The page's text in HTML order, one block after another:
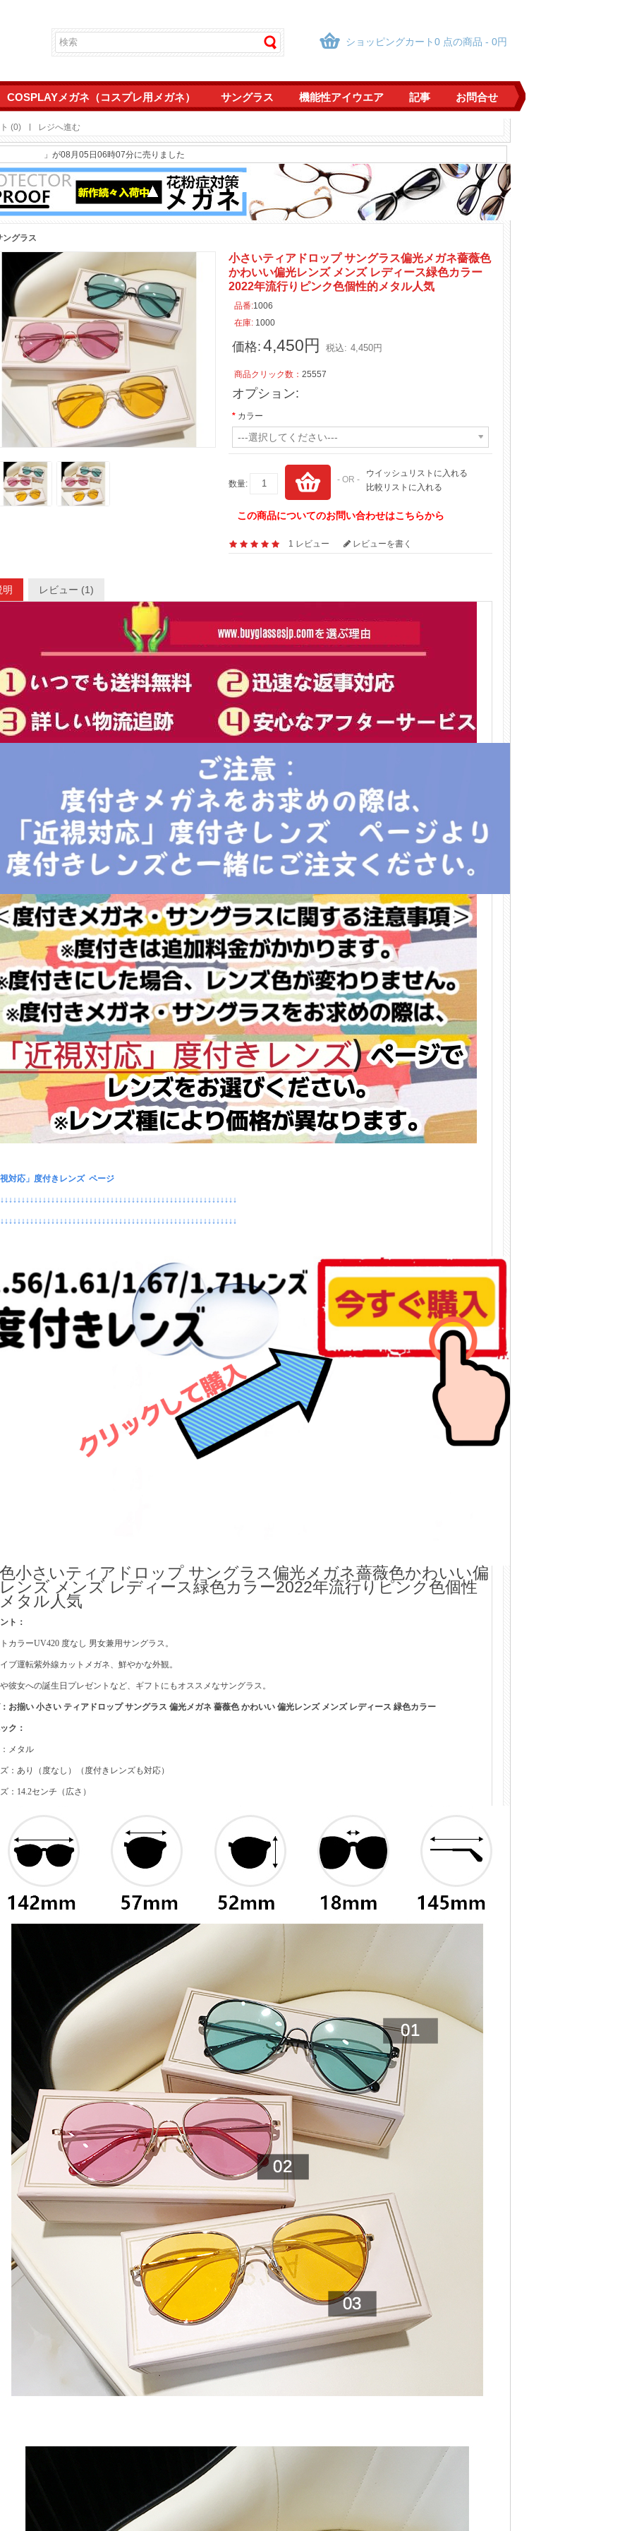
ショッピングカート0 点の商品 - 0円
COSPLAYメガネ（コスプレ用メガネ） サングラス 機能性アイウエア 記事 お問合せ
(0)
レジへ進む
ちラウンド型メガネ南雲竜之介フレームcosplayめがね人気黒色女性眼鏡 キャラクター仮装cos用
」が07月27日19時10分に売りました
ちラウンド型メガネ南雲竜之介フレームcosplayめがね人気黒色女性眼鏡 キャラクター仮装cos用
」が07月27日19時04分に売りました
女性UVカットメガネおしゃれ2025年トレンド紫外線カットサングラス高級度付き度なしレンズ軽量メガネ
」が03月03日21時55分に売りました
付きレンズおしゃれラウンド型流行り2026年トレンド紫外線UVカット眼鏡パープル色ファッション
」が03月03日14時44分に売りました
国人気オルチャンおしゃれメガネ伊達メガネ度なし度付きレンズ女子クラシック風エレガント軽量めがね男性メタル金属メガネ金銀黒
国人気オルチャンおしゃれメガネ伊達メガネ度なし度付きレンズ女子クラシック風エレガント軽量めがね男性メタル金属メガネ金銀黒
」が02月15日21時33分に売りました
メガネハーフリム度付きブルーライトカットレンズ男レディース度なしナイロール灰色黒ぶちメガネ
」が01月10日19時12分に売りました
メガネハーフリム度付きブルーライトカットレンズ男レディース度なしナイロール灰色黒ぶちメガネ
」が01月10日19時10分に売りました
ングラス
小さいティアドロップ サングラス偏光メガネ薔薇色
かわいい偏光レンズ メンズ レディース緑色カラー
2022年流行りピンク色個性的メタル人気
品番:1006
在庫: 1000
価格: 4,450円 税込: 4,450円
商品クリック数：25557
オプション:
カラー
---選択してください---
数量: - OR -
ウイッシュリストに入れる
比較リストに入れる
この商品についてのお問い合わせはこちらから
1 レビュー レビューを書く
明 レビュー (1)
対応」度付きレンズ ページ
小さいティアドロップ サングラス偏光メガネ薔薇色かわいい偏
ンズ メンズ レディース緑色カラー2022年流行りピンク色個性
タル人気
ト：
カラーUV420 度なし 男女兼用サングラス。
ブ運転紫外線カットメガネ、鮮やかな外観。
彼女への誕生日プレゼントなど、ギフトにもオススメなサングラス。
お揃い 小さい ティアドロップ サングラス 偏光メガネ 薔薇色 かわいい 偏光レンズ メンズ レディース 緑色カラー
ク：
メタル
：あり（度なし）（度付きレンズも対応）
：14.2センチ（広さ）